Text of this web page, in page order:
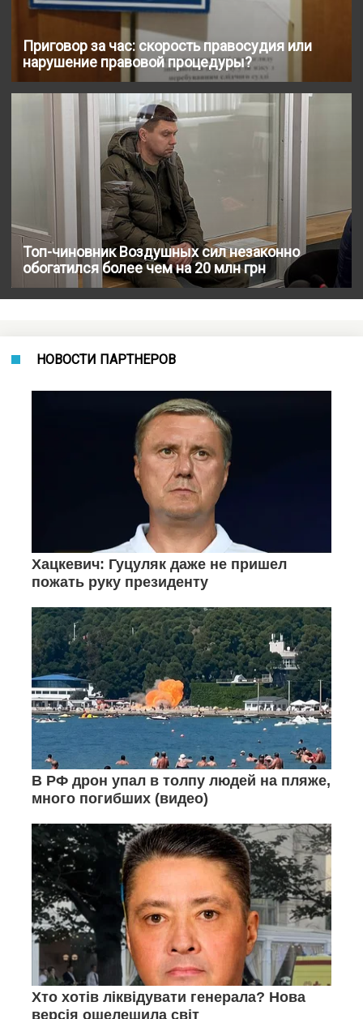
Приговор за час: скорость правосудия или
нарушение правовой процедуры?
Топ-чиновник Воздушных сил незаконно
обогатился более чем на 20 млн грн
НОВОСТИ ПАРТНЕРОВ